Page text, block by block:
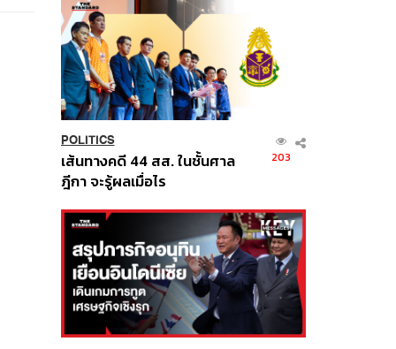
POLITICS
เส้นทางคดี 44 สส. ในชั้นศาล
ฎีกา จะรู้ผลเมื่อไร
203